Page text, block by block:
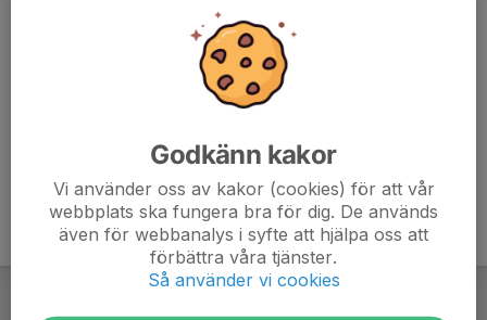
Godkänn kakor
Vi använder oss av kakor (cookies) för att vår
webbplats ska fungera bra för dig. De används
även för webbanalys i syfte att hjälpa oss att
förbättra våra tjänster.
Så använder vi cookies